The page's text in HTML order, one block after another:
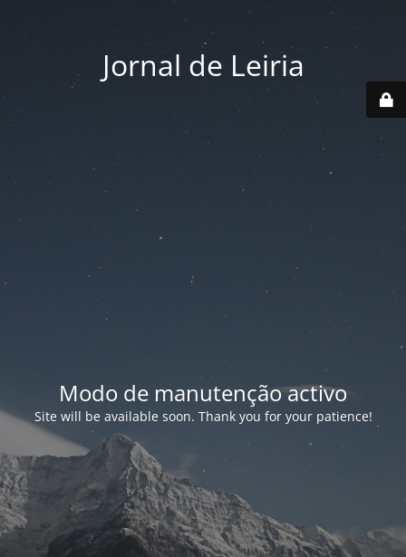
Jornal de Leiria
Modo de manutenção activo
Site will be available soon. Thank you for your patience!